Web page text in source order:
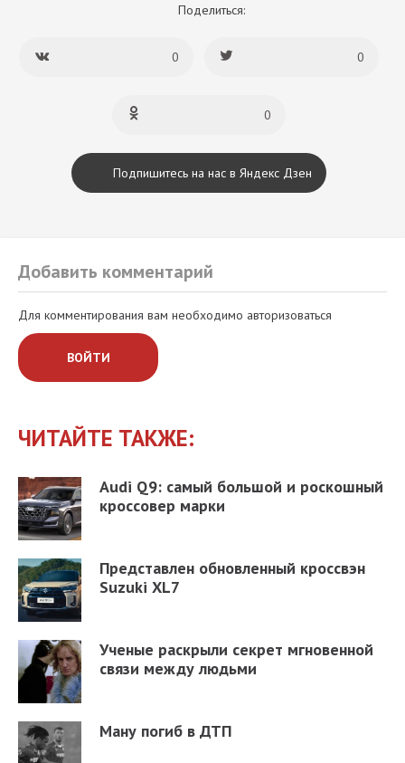
Поделиться:
0 0
0
Подпишитесь на нас в Яндекс Дзен
Добавить комментарий
Для комментирования вам необходимо авторизоваться
ВОЙТИ
ЧИТАЙТЕ ТАКЖЕ:
Audi Q9: самый большой и роскошный
кроссовер марки
Представлен обновленный кроссвэн
Suzuki XL7
Ученые раскрыли секрет мгновенной
связи между людьми
Ману погиб в ДТП